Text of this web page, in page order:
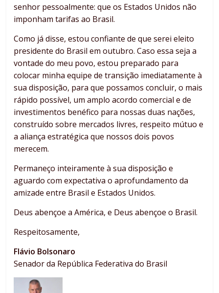
senhor pessoalmente: que os Estados Unidos não
imponham tarifas ao Brasil.
Como já disse, estou confiante de que serei eleito
presidente do Brasil em outubro. Caso essa seja a
vontade do meu povo, estou preparado para
colocar minha equipe de transição imediatamente à
sua disposição, para que possamos concluir, o mais
rápido possível, um amplo acordo comercial e de
investimentos benéfico para nossas duas nações,
construído sobre mercados livres, respeito mútuo e
a aliança estratégica que nossos dois povos
merecem.
Permaneço inteiramente à sua disposição e
aguardo com expectativa o aprofundamento da
amizade entre Brasil e Estados Unidos.
Deus abençoe a América, e Deus abençoe o Brasil.
Respeitosamente,
Flávio Bolsonaro
Senador da República Federativa do Brasil